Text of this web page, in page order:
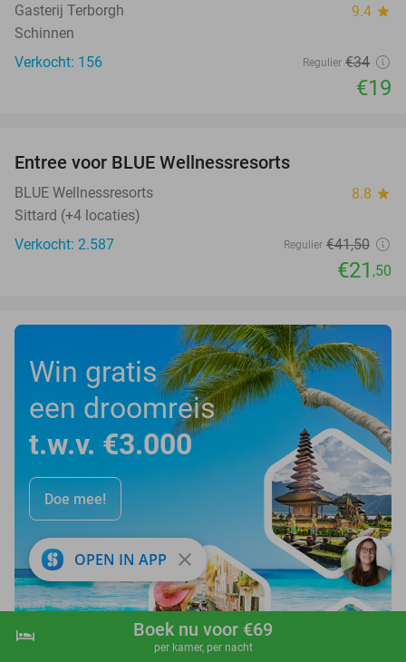
shopping_cart Boek nu
hotel Boek nu voor €69
per kamer, per nacht
Gasterij Terborgh 9.4 star
Schinnen
Verkocht: 156
Regulier €34
€19
Entree voor BLUE Wellnessresorts
BLUE Wellnessresorts 8.8 star
Sittard (+4 locaties)
Verkocht: 2.587
Regulier €41,50
€21 ,50
Win gratis
een droomreis
t.w.v. €3.000
Doe mee!
OPEN IN APP close